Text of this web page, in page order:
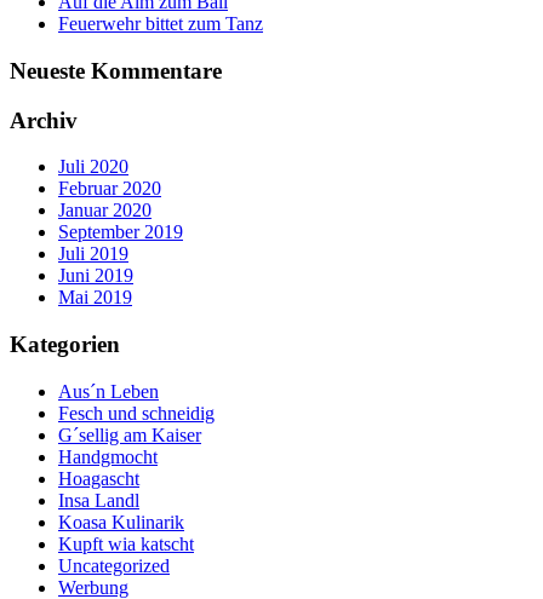
Feuerwehr bittet zum Tanz
Neueste Kommentare
Archiv
Juli 2020
Februar 2020
Januar 2020
September 2019
Juli 2019
Juni 2019
Mai 2019
Kategorien
Aus´n Leben
Fesch und schneidig
G´sellig am Kaiser
Handgmocht
Hoagascht
Insa Landl
Koasa Kulinarik
Kupft wia katscht
Uncategorized
Werbung